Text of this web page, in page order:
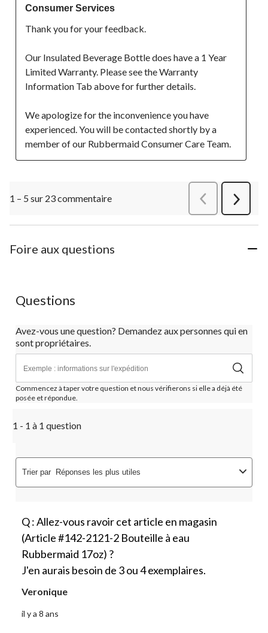
Consumer Services
Thank you for your feedback.
Our Insulated Beverage Bottle does have a 1 Year
Limited Warranty. Please see the Warranty
Information Tab above for further details.
We apologize for the inconvenience you have
experienced. You will be contacted shortly by a
member of our Rubbermaid Consumer Care Team.
1 – 5 sur 23 commentaire
Suivant
Foire aux questions
Questions
Avez-vous une question? Demandez aux personnes qui en
sont propriétaires.
Commencez à taper votre question et nous vérifierons si elle a déjà été
posée et répondue.
1 - 1 à 1 question
Trier par Réponses les plus utiles
Q : Allez-vous ravoir cet article en magasin
(Article #142-2121-2 Bouteille à eau
Rubbermaid 17oz) ?
J'en aurais besoin de 3 ou 4 exemplaires.
Veronique
il y a 8 ans